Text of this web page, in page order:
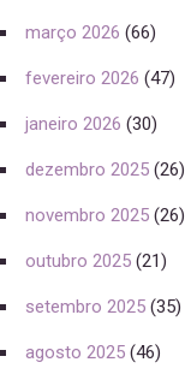
março 2026 (66)
fevereiro 2026 (47)
janeiro 2026 (30)
dezembro 2025 (26)
novembro 2025 (26)
outubro 2025 (21)
setembro 2025 (35)
agosto 2025 (46)